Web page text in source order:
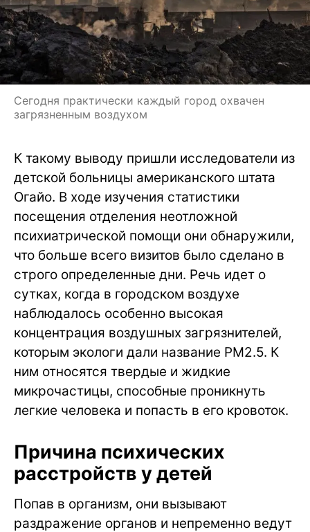
Сегодня практически каждый город охвачен
загрязненным воздухом
К такому выводу пришли исследователи из
детской больницы американского штата
Огайо. В ходе изучения статистики
посещения отделения неотложной
психиатрической помощи они обнаружили,
что больше всего визитов было сделано в
строго определенные дни. Речь идет о
сутках, когда в городском воздухе
наблюдалось особенно высокая
концентрация воздушных загрязнителей,
которым экологи дали название PM2.5. К
ним относятся твердые и жидкие
микрочастицы, способные проникнуть
легкие человека и попасть в его кровоток.
Причина психических
расстройств у детей
Попав в организм, они вызывают
раздражение органов и непременно ведут